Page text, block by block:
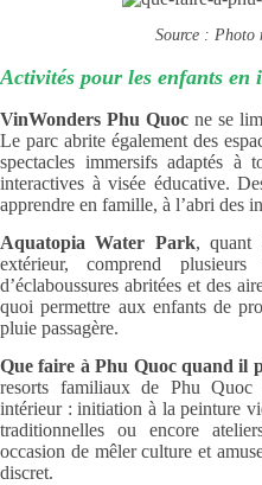
Source : Photo
Activités pour les enfants en
VinWonders Phu Quoc ne se
Le parc abrite également des
spectacles immersifs adaptés à
interactives à visée éducative.
apprendre en famille, à l’abri des
Aquatopia Water Park, quant
extérieur, comprend
d’éclaboussures abritées et des
quoi permettre aux enfants de
pluie passagère.
Que faire à Phu Quoc quand il
resorts familiaux de Phu Quoc
intérieur : initiation à la peinture
traditionnelles ou encore
occasion de mêler culture et
discret.